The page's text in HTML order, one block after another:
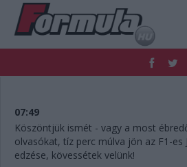
FORMULA
NEMZETKÖZI
RETRO
EGYÉB
PODCAST
07:49
Köszöntjük ismét - vagy a most
olvasókat, tíz perc múlva jön az F1-es
edzése, kövessétek velünk!